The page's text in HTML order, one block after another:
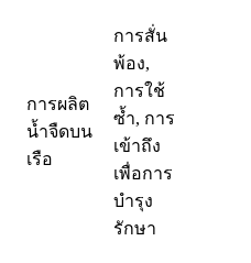
การผลิต
น้ำจืดบน
เรือ
การสั่น
พ้อง,
การใช้
ซ้ำ, การ
เข้าถึง
เพื่อการ
บำรุง
รักษา